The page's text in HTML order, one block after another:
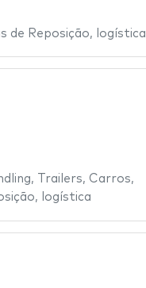
de Reposição, logística
, Trailers, Carros,
, logística